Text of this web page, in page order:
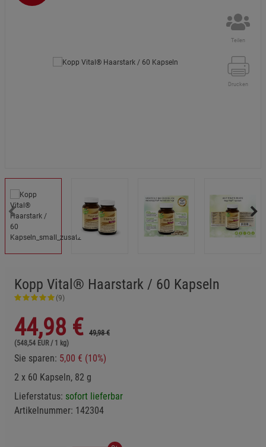
Teilen
Drucken
Kopp Vital® Haarstark / 60 Kapseln
(9)
44,98 €
49,98 €
(548,54 EUR / 1 kg)
Sie sparen: 5,00 € (10%)
2 x 60 Kapseln, 82 g
Lieferstatus: sofort lieferbar
Artikelnummer: 142304